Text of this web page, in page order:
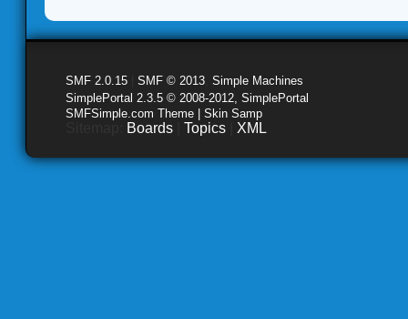
SMF 2.0.15 SMF © 2013 Simple Machines
SimplePortal 2.3.5 © 2008-2012, SimplePortal
SMFSimple.com Theme | Skin Samp
Boards Topics XML